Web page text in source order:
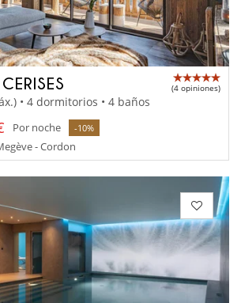
(4 opiniones)
• 4 dormitorios • 4 baños
Por noche -10%
- Cordon